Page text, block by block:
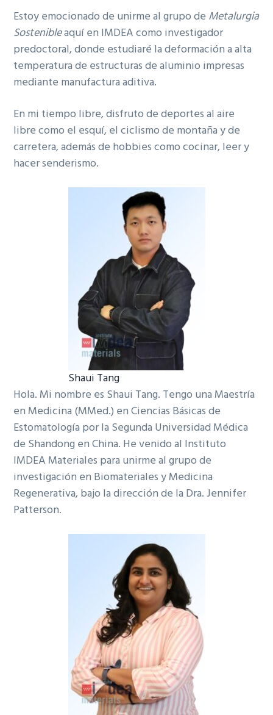
Estoy emocionado de unirme al grupo de Metalurgia
Sostenibleaquí en IMDEA como investigador
predoctoral, donde estudiaré la deformación a alta
temperatura de estructuras de aluminio impresas
mediante manufactura aditiva.
En mi tiempo libre, disfruto de deportes al aire
libre como el esquí, el ciclismo de montaña y de
carretera, además de hobbies como cocinar, leer y
hacer senderismo.
Shaui Tang
Hola. Mi nombre es Shaui Tang. Tengo una Maestría
en Medicina (MMed.) en Ciencias Básicas de
Estomatología por la Segunda Universidad Médica
de Shandong en China. He venido al Instituto
IMDEA Materiales para unirme al grupo de
investigación en Biomateriales y Medicina
Regenerativa, bajo la dirección de la Dra. Jennifer
Patterson.